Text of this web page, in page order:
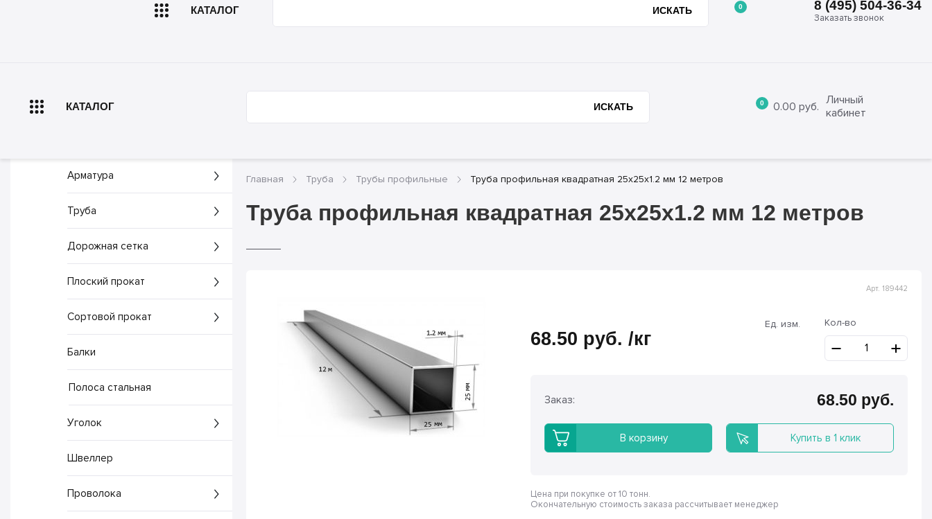
О компании Полезное Доставка и оплата Металлоконструкции Отзывы 8 (495) 504-36-34
КАТАЛОГ ИСКАТЬ
Личный
кабинет
0 0.00 руб.
КАТАЛОГ ИСКАТЬ 0 8 (495) 504-36-34
Заказать звонок
Арматура
Труба
Дорожная сетка
Плоский прокат
Сортовой прокат
Балки
Полоса стальная
Уголок
Швеллер
Проволока
Главная Труба Трубы профильные Труба профильная квадратная 25х25х1.2 мм 12 метров
Труба профильная квадратная 25х25х1.2 мм 12 метров
Арт. 189442
68.50 руб. /кг
Ед. изм. Кол-во
Заказ: 68.50 руб.
В корзину Купить в 1 клик
Цена при покупке от 10 тонн.
Окончательную стоимость заказа рассчитывает менеджер